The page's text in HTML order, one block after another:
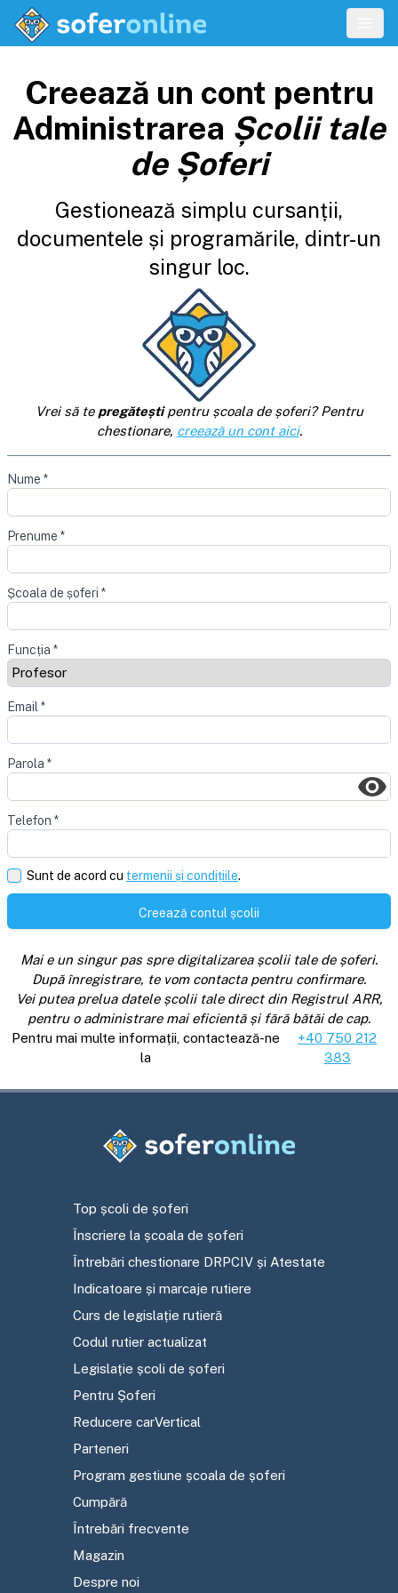
Creează un cont pentru
Administrarea Școlii tale
de Șoferi
Gestionează simplu cursanții,
documentele și programările, dintr-un
singur loc.
Vrei să te pregăteștipentru școala de șoferi? Pentru
chestionare, creează un cont aici.
Nume *
Prenume *
Școala de șoferi *
Funcția *
Email *
Parola *
Telefon *
Sunt de acord cu termenii și condițiile.
Creează contul școlii
Mai e un singur pas spre digitalizarea școlii tale de șoferi.
După înregistrare, te vom contacta pentru confirmare.
Vei putea prelua datele școlii tale direct din Registrul ARR,
pentru o administrare mai eficientă și fără bătăi de cap.
Pentru mai multe informații, contactează-ne
la
+40 750 212
383
Top școli de șoferi
Înscriere la școala de șoferi
Întrebări chestionare DRPCIV și Atestate
Indicatoare și marcaje rutiere
Curs de legislație rutieră
Codul rutier actualizat
Legislație școli de șoferi
Pentru Șoferi
Reducere carVertical
Parteneri
Program gestiune școala de șoferi
Cumpără
Întrebări frecvente
Magazin
Despre noi